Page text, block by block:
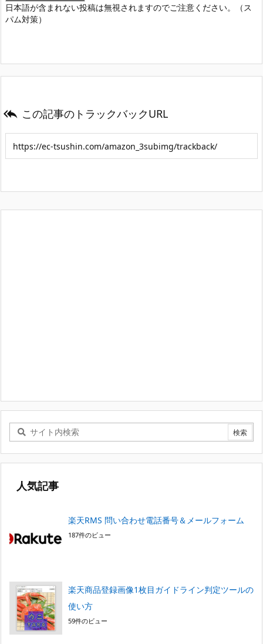
日本語が含まれない投稿は無視されますのでご注意ください。（ス
パム対策）
 この記事のトラックバックURL
人気記事
楽天RMS 問い合わせ電話番号＆メールフォーム
187件のビュー
楽天商品登録画像1枚目ガイドライン判定ツールの
使い方
59件のビュー